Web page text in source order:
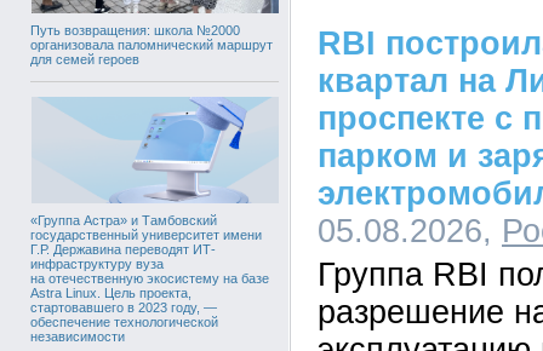
Путь возвращения: школа №2000
организовала паломнический маршрут
для семей героев
«Группа Астра» и Тамбовский
государственный университет имени
Г.Р. Державина переводят ИТ-
инфраструктуру вуза
на отечественную экосистему на базе
Astra Linux. Цель проекта,
стартовавшего в 2023 году, —
обеспечение технологической
независимости
RBI
квартал на
проспекте с
парком и
05.08.2026,
Группа RBI
разрешение